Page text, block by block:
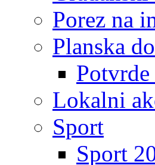
Porez na
Planska
Lokalni
Sport
Sport